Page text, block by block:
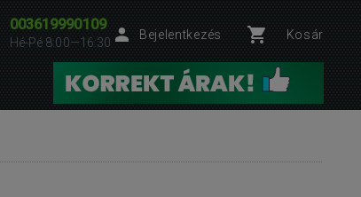
003619990109
Hé-Pé 8:00—16:30
Bejelentkezés Kosár